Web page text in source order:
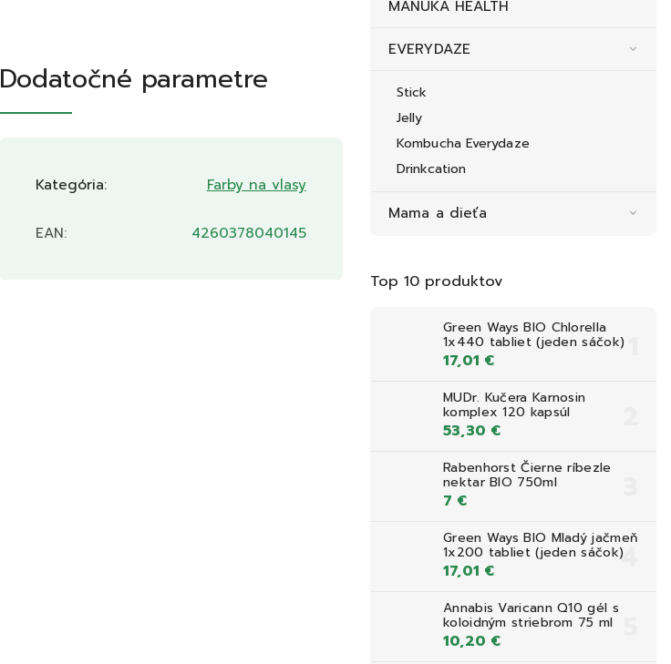
MANUKA HEALTH
EVERYDAZE
Stick
Jelly
Kombucha Everydaze
Drinkcation
Mama a dieťa
Top 10 produktov
Green Ways BIO Chlorella
1x440 tabliet (jeden sáčok)
17,01 €
MUDr. Kučera Karnosin
komplex 120 kapsúl
53,30 €
Rabenhorst Čierne ríbezle
nektar BIO 750ml
7 €
Green Ways BIO Mladý jačmeň
1x200 tabliet (jeden sáčok)
17,01 €
Annabis Varicann Q10 gél s
koloidným striebrom 75 ml
10,20 €
Dodatočné parametre
Kategória: Farby na vlasy
EAN: 4260378040145